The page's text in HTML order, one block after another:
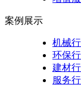
案例展示
机械
环保
建材
服务